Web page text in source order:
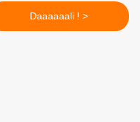
Daaaaaali ! >